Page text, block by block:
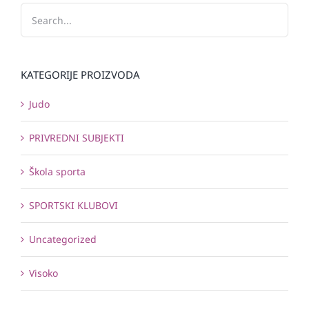
KATEGORIJE PROIZVODA
Judo
PRIVREDNI SUBJEKTI
Škola sporta
SPORTSKI KLUBOVI
Uncategorized
Visoko